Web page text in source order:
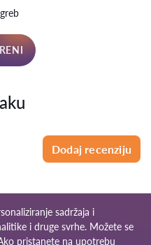
Dodaj recenziju
sadržaja i
i druge svrhe. Možete se
pristanete na upotrebu